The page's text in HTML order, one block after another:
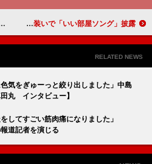
桜井日奈子が歌って踊る！ 鈴木福くんと春の装いで「いい部屋ソング」披露
RELATED NEWS
気をぎゅーっと絞り出しました」中島
丸 インタビュー】
してすごい筋肉痛になりました」
道記者を演じる